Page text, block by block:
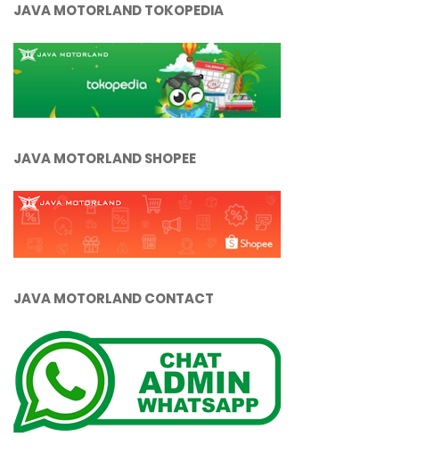
JAVA MOTORLAND TOKOPEDIA
JAVA MOTORLAND SHOPEE
JAVA MOTORLAND CONTACT